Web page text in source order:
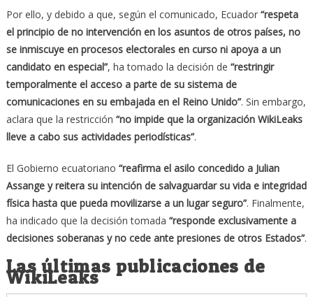
Por ello, y debido a que, según el comunicado, Ecuador “respeta
el principio de no intervención en los asuntos de otros países, no
se inmiscuye en procesos electorales en curso ni apoya a un
candidato en especial”, ha tomado la decisión de “restringir
temporalmente el acceso a parte de su sistema de
comunicaciones en su embajada en el Reino Unido”. Sin embargo,
aclara que la restricción “no impide que la organización WikiLeaks
lleve a cabo sus actividades periodísticas”.
El Gobierno ecuatoriano “reafirma el asilo concedido a Julian
Assange y reitera su intención de salvaguardar su vida e integridad
física hasta que pueda movilizarse a un lugar seguro”. Finalmente,
ha indicado que la decisión tomada “responde exclusivamente a
decisiones soberanas y no cede ante presiones de otros Estados”.
Las últimas publicaciones de
WikiLeaks